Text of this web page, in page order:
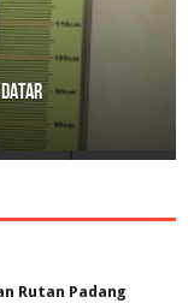
Rutan Padang